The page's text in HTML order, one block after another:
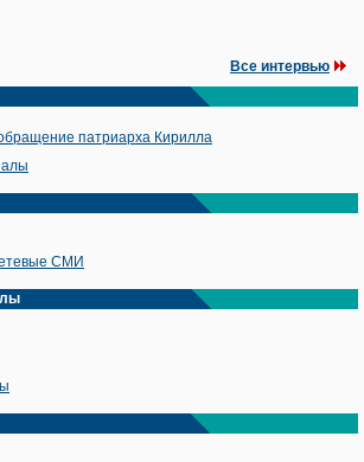
Все интервью
патриарха Кирилла
СМИ